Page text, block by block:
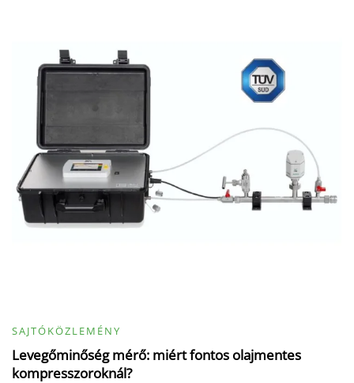
SAJTÓKÖZLEMÉNY
Levegőminőség mérő: miért fontos olajmentes
kompresszoroknál?